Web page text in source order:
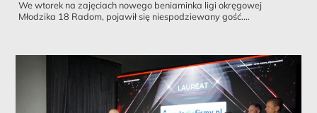
We wtorek na zajęciach nowego beniaminka ligi okręgowej
Młodzika 18 Radom, pojawił się niespodziewany gość....